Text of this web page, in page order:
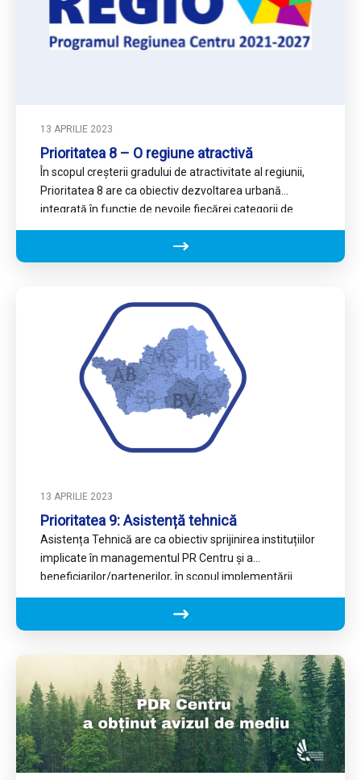
13 APRILIE 2023
Prioritatea 8 – O regiune atractivă
În scopul creșterii gradului de atractivitate al regiunii,
Prioritatea 8 are ca obiectiv dezvoltarea urbană
integrată în funcție de nevoile fiecărei categorii de
municipii și…
13 APRILIE 2023
Prioritatea 9: Asistență tehnică
Asistența Tehnică are ca obiectiv sprijinirea instituțiilor
implicate în managementul PR Centru și a
beneficiarilor/partenerilor, în scopul implementării
eficiente și transparente a Programului.Acțiunile